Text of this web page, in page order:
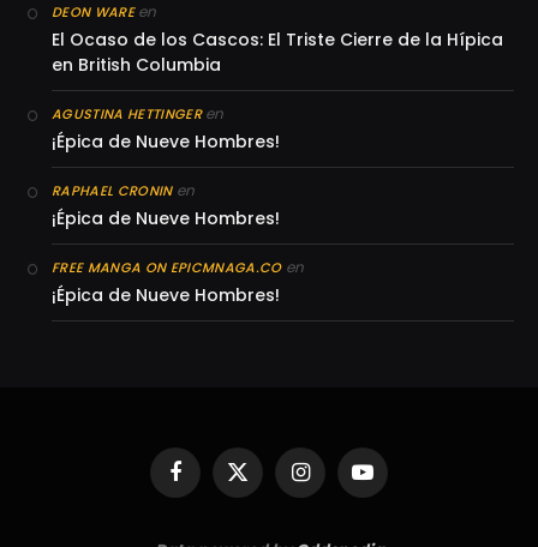
DEON WAREen
El Ocaso de los Cascos: El Triste Cierre de la Hípica
en British Columbia
AGUSTINA HETTINGERen
¡Épica de Nueve Hombres!
RAPHAEL CRONINen
¡Épica de Nueve Hombres!
FREE MANGA ON EPICMNAGA.COen
¡Épica de Nueve Hombres!
Facebook
X
(Twitter)
InstagramYouTube